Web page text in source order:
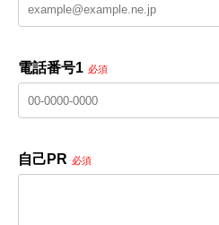
電話番号1 必須
自己PR 必須